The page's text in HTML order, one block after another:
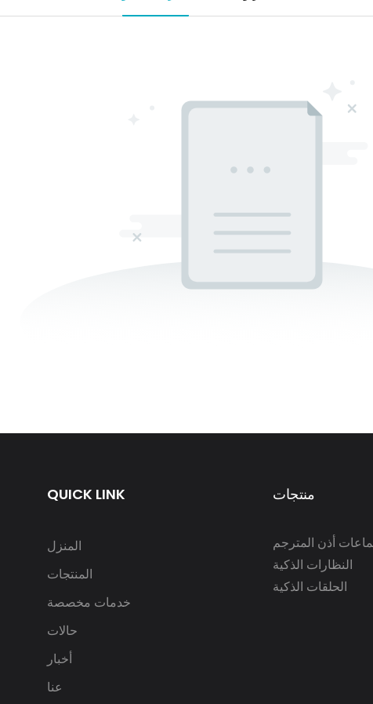
QUICK LINK
المنزل
المنتجات
خدمات مخصصة
حالات
أخبار
عنا
منتجات
أذن المترجم
النظارات الذكية
الحلقات الذكية